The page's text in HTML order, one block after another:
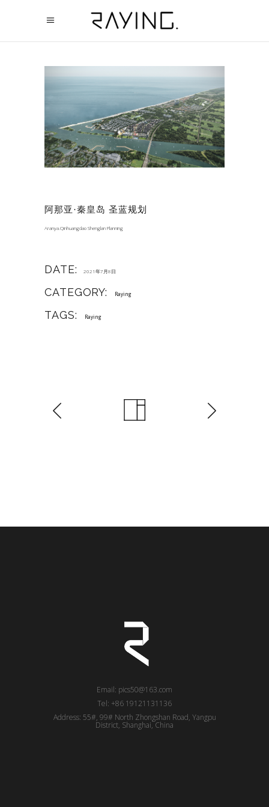
阿那亚·秦皇岛 圣蓝规划
Aranya.Qinhuangdao Shenglan Planning
DATE: 2021年7月8日
CATEGORY: Raying
TAGS: Raying
Email: pics50@163.com
Tel: +86 19121131136
Address: 55#, 99# North Zhongshan Road, Yangpu
District, Shanghai, China